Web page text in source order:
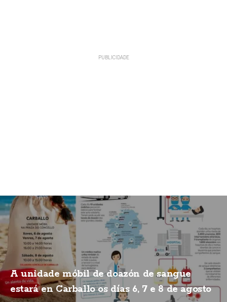
A unidade móbil de doazón de sangue
estará en Carballo os días 6, 7 e 8 de agosto